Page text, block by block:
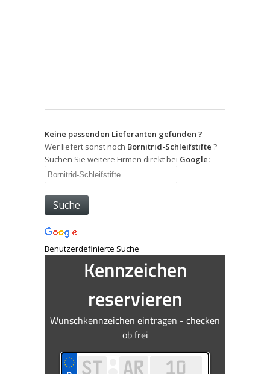
Keine passenden Lieferanten gefunden ?
Wer liefert sonst noch Bornitrid-Schleifstifte ?
Suchen Sie weitere Firmen direkt bei Google:
Benutzerdefinierte Suche